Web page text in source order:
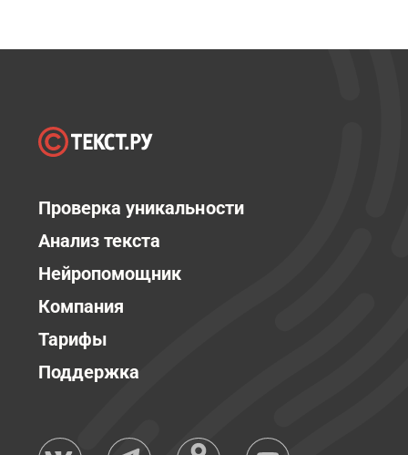
Проверка уникальности
Анализ текста
Нейропомощник
Компания
Тарифы
Поддержка